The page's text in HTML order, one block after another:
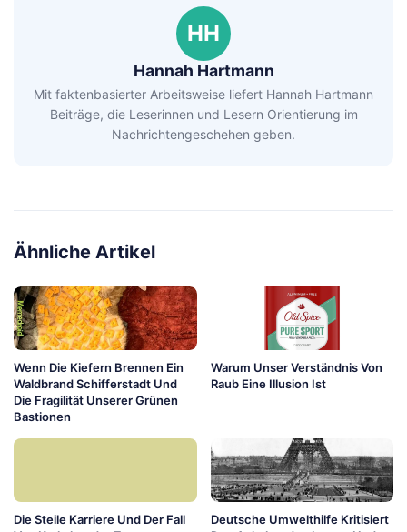
HH
Hannah Hartmann
Mit faktenbasierter Arbeitsweise liefert Hannah Hartmann
Beiträge, die Leserinnen und Lesern Orientierung im
Nachrichtengeschehen geben.
Ähnliche Artikel
Wenn Die Kiefern Brennen Ein
Waldbrand Schifferstadt Und
Die Fragilität Unserer Grünen
Bastionen
Warum Unser Verständnis Von
Raub Eine Illusion Ist
Die Steile Karriere Und Der Fall
Deutsche Umwelthilfe Kritisiert